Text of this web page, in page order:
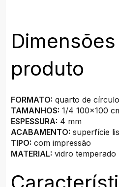
produto
FORMATO: quarto de círculo
TAMANHOS: 1/4 100x100
ESPESSURA: 4 mm
ACABAMENTO: superfície
TIPO: com impressão
MATERIAL: vidro temperado